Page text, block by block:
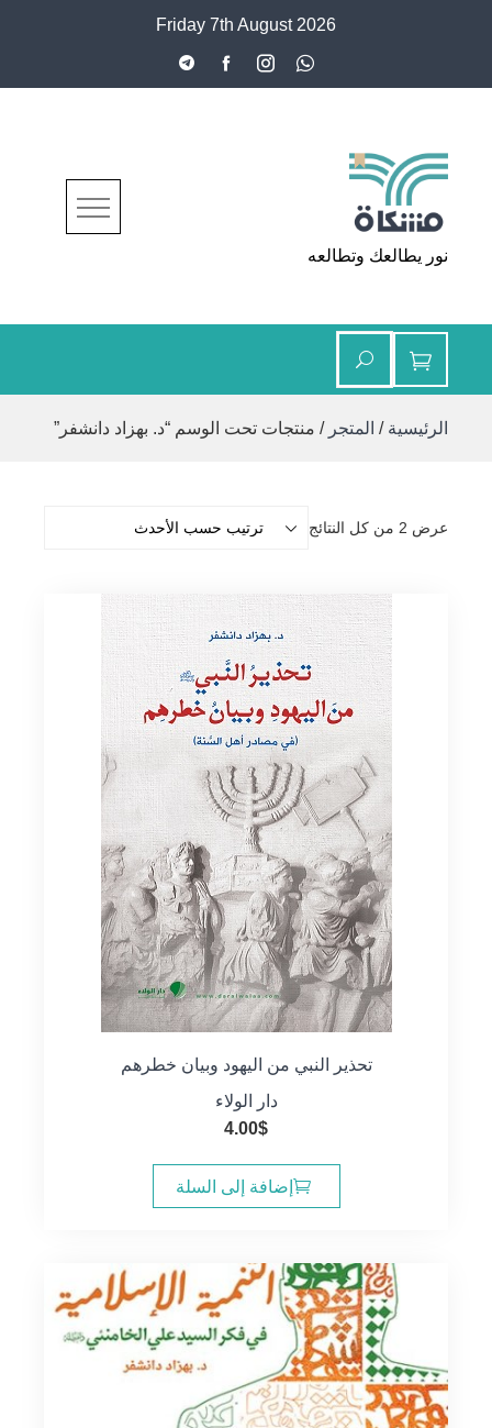
Friday 7th August 2026
مشكاة
نور يطالعك وتطالعه
الرئيسية / المتجر / منتجات تحت الوسم “د. بهزاد دانشفر”
عرض ⁦2⁩ من كل النتائج
تم
الأحدث
تحذير النبي من اليهود وبيان خطرهم
دار الولاء
4.00$
إضافة إلى السلة